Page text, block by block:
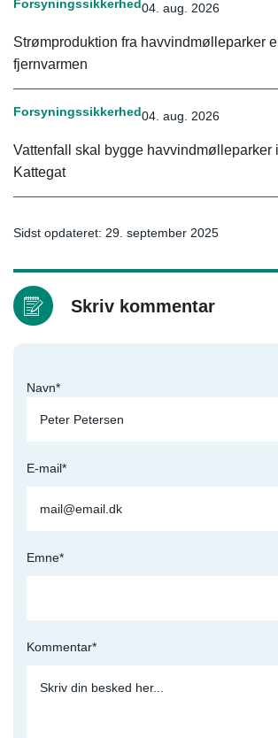
Forsyningssikkerhed04. aug. 2026
Strømproduktion fra havvindmølleparker
fjernvarmen
Forsyningssikkerhed04. aug. 2026
Vattenfall skal bygge havvindmølleparker
Kattegat
Sidst opdateret: 29. september 2025
Skriv kommentar
Navn*
E-mail*
Emne*
Kommentar*